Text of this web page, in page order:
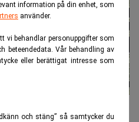
information på din enhet, som
använder.
vi behandlar personuppgifter som
beteendedata. Vår behandling av
eller berättigat intresse som
och stäng” så samtycker du
fintech: